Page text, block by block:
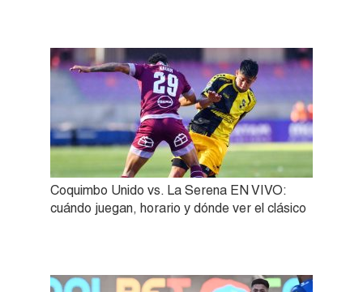
Coquimbo Unido vs. La Serena EN VIVO:
cuándo juegan, horario y dónde ver el clásico